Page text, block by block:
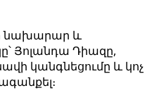
նախարար և
Յոլանդա Դիազը,
կանգնեցումը և կոչ